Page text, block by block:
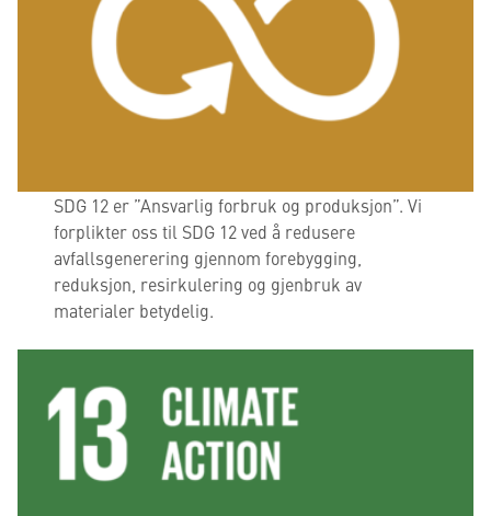
SDG 12 er ”Ansvarlig forbruk og produksjon”. Vi
forplikter oss til SDG 12 ved å redusere
avfallsgenerering gjennom forebygging,
reduksjon, resirkulering og gjenbruk av
materialer betydelig.